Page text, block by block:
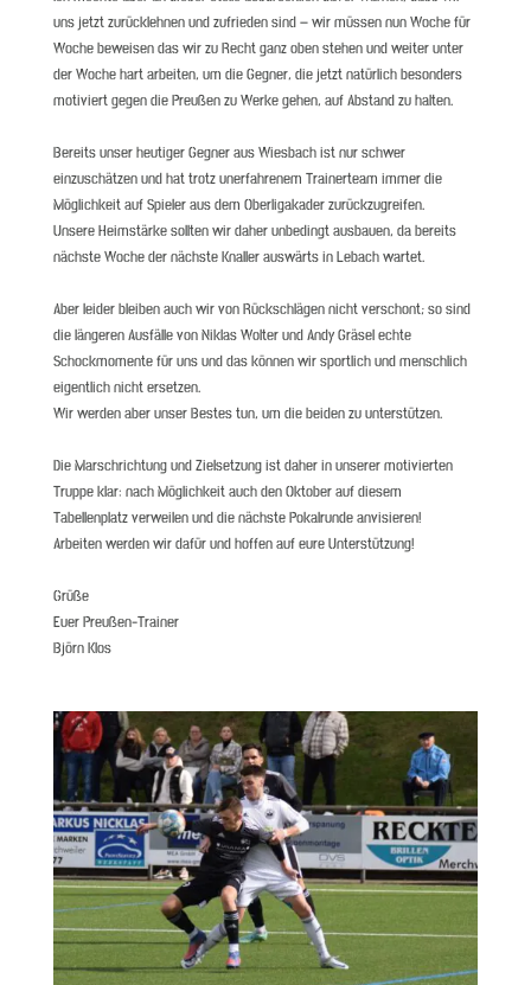
uns jetzt zurücklehnen und zufrieden sind – wir müssen nun Woche für
Woche beweisen das wir zu Recht ganz oben stehen und weiter unter
der Woche hart arbeiten, um die Gegner, die jetzt natürlich besonders
motiviert gegen die Preußen zu Werke gehen, auf Abstand zu halten.
Bereits unser heutiger Gegner aus Wiesbach ist nur schwer
einzuschätzen und hat trotz unerfahrenem Trainerteam immer die
Möglichkeit auf Spieler aus dem Oberligakader zurückzugreifen.
Unsere Heimstärke sollten wir daher unbedingt ausbauen, da bereits
nächste Woche der nächste Knaller auswärts in Lebach wartet.
Aber leider bleiben auch wir von Rückschlägen nicht verschont; so sind
die längeren Ausfälle von Niklas Wolter und Andy Gräsel echte
Schockmomente für uns und das können wir sportlich und menschlich
eigentlich nicht ersetzen.
Wir werden aber unser Bestes tun, um die beiden zu unterstützen.
Die Marschrichtung und Zielsetzung ist daher in unserer motivierten
Truppe klar: nach Möglichkeit auch den Oktober auf diesem
Tabellenplatz verweilen und die nächste Pokalrunde anvisieren!
Arbeiten werden wir dafür und hoffen auf eure Unterstützung!
Grüße
Euer Preußen-Trainer
Björn Klos